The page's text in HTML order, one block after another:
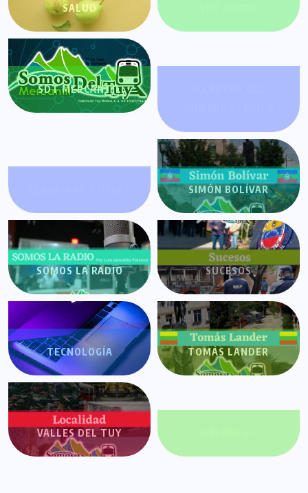
SALUD
SDT MERCANTIL
SIMÓN BOLÍVAR
SOMOS LA RADIO SUCESOS
TECNOLOGÍA TOMÁS LANDER
VALLES DEL TUY